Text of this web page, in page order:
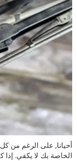
على الرغم من
بك لا يكفي. إذا